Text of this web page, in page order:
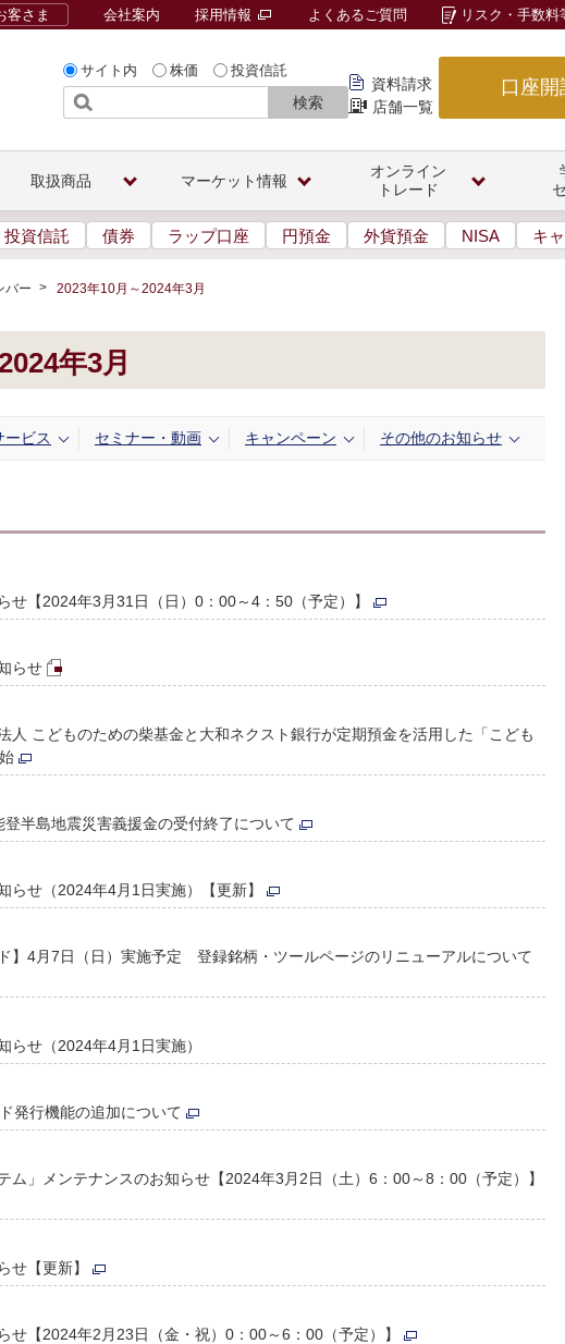
サイト内 株価 投資信託
検索
資料請求
店舗一覧
口座開
客さま 会社案内 採用情報 よくあるご質問 リスク・手数料
取扱商品 マーケット情報
オンライン
トレード
投資信託 債券 ラップ口座 円預金 外貨預金 NISA キ
バー 2023年10月～2024年3月
年3月
ービス セミナー・動画 キャンペーン その他のお知らせ
せ【2024年3月31日（日）0：00～4：50（予定）】
らせ
こどものための柴基金と大和ネクスト銀行が定期預金を活用した「こども
半島地震災害義援金の受付終了について
らせ（2024年4月1日実施）【更新】
】4月7日（日）実施予定 登録銘柄・ツールページのリニューアルについて
らせ（2024年4月1日実施）
発行機能の追加について
ム」メンテナンスのお知らせ【2024年3月2日（土）6：00～8：00（予定）】
せ【更新】
せ【2024年2月23日（金・祝）0：00～6：00（予定）】